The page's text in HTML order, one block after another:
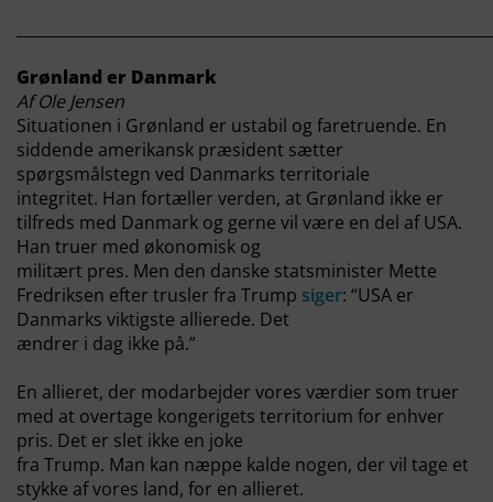
Grønland er Danmark
Af Ole Jensen
Situationen i Grønland er ustabil og faretruende. En
siddende amerikansk præsident sætter
spørgsmålstegn ved Danmarks territoriale
integritet. Han fortæller verden, at Grønland ikke er
tilfreds med Danmark og gerne vil være en del af USA.
Han truer med økonomisk og
militært pres. Men den danske statsminister Mette
Fredriksen efter trusler fra Trump siger: “USA er
Danmarks viktigste allierede. Det
ændrer i dag ikke på.”
En allieret, der modarbejder vores værdier som truer
med at overtage kongerigets territorium for enhver
pris. Det er slet ikke en joke
fra Trump. Man kan næppe kalde nogen, der vil tage et
stykke af vores land, for en allieret.